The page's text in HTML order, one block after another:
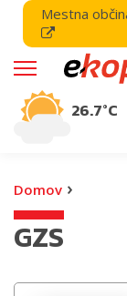
Mestna
26.7°C
Domov ›
GZS